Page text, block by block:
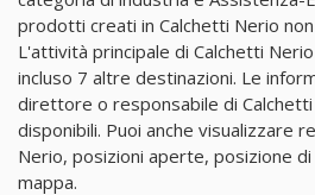
prodotti creati in Calchetti Nerio
L'attività principale di Calchetti
incluso 7 altre destinazioni. Le
direttore o responsabile di
disponibili. Puoi anche visualizzare
Nerio, posizioni aperte, posizione
mappa.